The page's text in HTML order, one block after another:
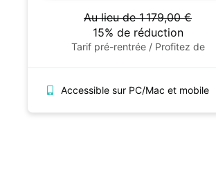
Au lieu de 1 179,00 €
15% de réduction
Tarif pré-rentrée / Profitez de
Accessible sur PC/Mac et mobile